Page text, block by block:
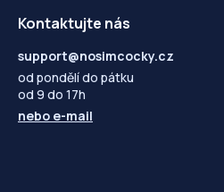
Kontaktujte nás
support@nosimcocky.cz
od pondělí do pátku
od 9 do 17h
nebo e-mail